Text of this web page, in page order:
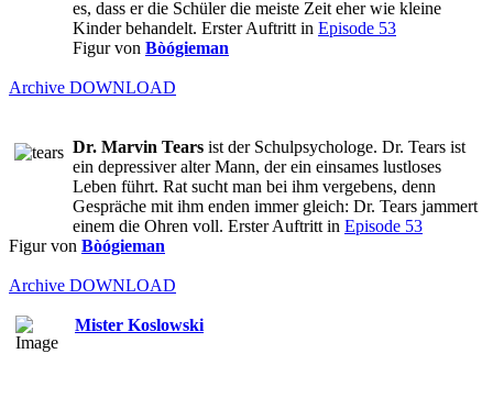
es, dass er die Schüler die meiste Zeit eher wie kleine
Kinder behandelt. Erster Auftritt in Episode 53
Figur von Bòógieman
Archive DOWNLOAD
Dr. Marvin Tears ist der Schulpsychologe. Dr. Tears ist
ein depressiver alter Mann, der ein einsames lustloses
Leben führt. Rat sucht man bei ihm vergebens, denn
Gespräche mit ihm enden immer gleich: Dr. Tears jammert
einem die Ohren voll. Erster Auftritt in Episode 53
Figur von Bòógieman
Archive DOWNLOAD
Mister Koslowski